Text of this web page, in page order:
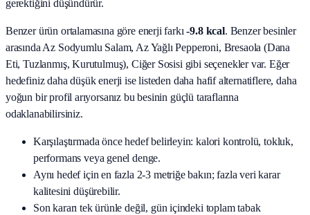
gerektiğini düşündürür.
Benzer ürün ortalamasına göre enerji farkı -9.8 kcal. Benzer besinler
arasında Az Sodyumlu Salam, Az Yağlı Pepperoni, Bresaola (Dana
Eti, Tuzlanmış, Kurutulmuş), Ciğer Sosisi gibi seçenekler var. Eğer
hedefiniz daha düşük enerji ise listeden daha hafif alternatiflere, daha
yoğun bir profil arıyorsanız bu besinin güçlü taraflarına
odaklanabilirsiniz.
Karşılaştırmada önce hedef belirleyin: kalori kontrolü, tokluk,
performans veya genel denge.
Aynı hedef için en fazla 2-3 metriğe bakın; fazla veri karar
kalitesini düşürebilir.
Son kararı tek ürünle değil, gün içindeki toplam tabak